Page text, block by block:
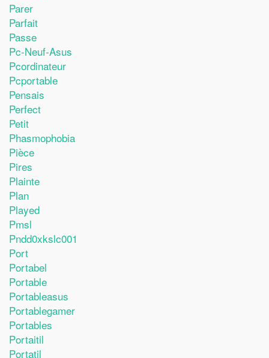
Parer
Parfait
Passe
Pc-Neuf-Asus
Pcordinateur
Pcportable
Pensais
Perfect
Petit
Phasmophobia
Pièce
Pires
Plainte
Plan
Played
Pmsl
Pndd0xkslc001
Port
Portabel
Portable
Portableasus
Portablegamer
Portables
Portaitil
Portatil